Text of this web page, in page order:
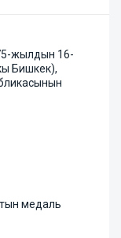
жылдын 16-
Бишкек),
медаль